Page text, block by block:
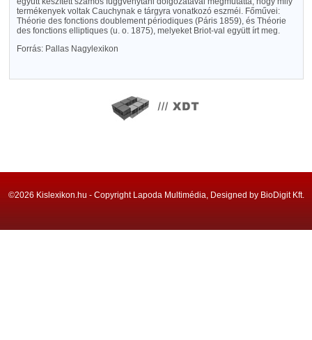
termékenyek voltak Cauchynak e tárgyra vonatkozó eszméi. Főművei:
Théorie des fonctions doublement périodiques (Páris 1859), és Théorie
des fonctions elliptiques (u. o. 1875), melyeket Briot-val együtt írt meg.
Forrás: Pallas Nagylexikon
©2026 Kislexikon.hu - Copyright Lapoda Multimédia, Designed by BioDigit Kft.